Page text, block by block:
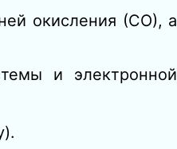
окисления (СО), а
и электронной